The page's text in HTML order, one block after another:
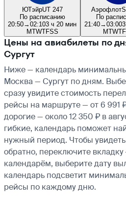
ЮТэйрUT 247
По расписанию
20:50→02:103 ч 20 мин
MTWTFSS
Аэрофлот
По
21:40→03:00
MTWTF
Цены на авиабилеты по
Сургут
Ниже — календарь
Москва — Сургут по дням.
сразу увидите стоимость
рейсы на маршруте — от 6 991
дорогие — около 12 350 ₽ в
гибкие, календарь поможет
нужный период. Чтобы
обратно, переключите вкладку
календарём, выберите дату
календарь подсветит
рейсы по каждому дню.